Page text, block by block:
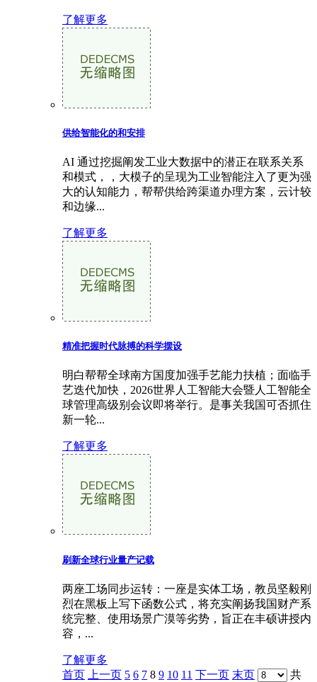
了解更多
供给智能化的和安排
AI 通过挖掘阐发工业大数据中的潜正在联系关系
和模式，，大模子的呈现为工业智能注入了更为强
大的认知能力，帮帮供给跨渠道办理方案，云计较
和边缘...
了解更多
精准把握时代脉搏的科学摆设
明白帮帮全球南方国度加强手艺能力扶植；面临手
艺迭代加快，2026世界人工智能大会暨人工智能全
球管理高级别会议即将举行。是事关我国可否抓住
新一轮...
了解更多
刷新全球行业量产记载
两座工场同步运转：一座是实体工场，教员坚毅刚
烈在黑板上写下函数公式，将充实阐扬我国财产系
统完整、使用场景广漠等劣势，旨正在丰硕讲授内
容，...
了解更多
首页
上一页 5 6 7 8 9 10 11 下一页 末页 共